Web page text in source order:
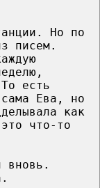
Но по
писем.
есть
Ева, но
как
что-то
вновь.